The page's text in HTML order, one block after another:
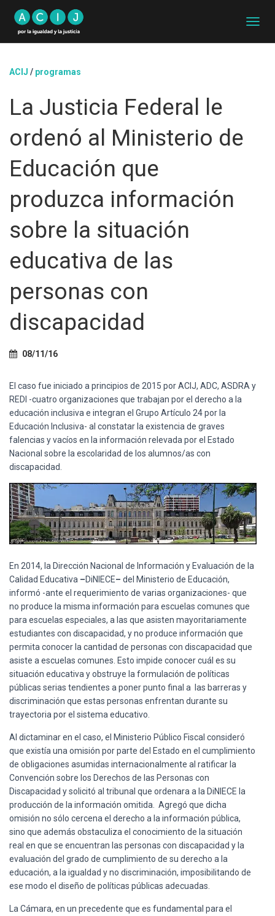
A
ACIJ / programas
La Justicia Federal le
ordenó al Ministerio de
Educación que
produzca información
sobre la situación
educativa de las
personas con
discapacidad
08/11/16
El caso fue iniciado a principios de 2015 por ACIJ, ADC, ASDRA y
REDI -cuatro organizaciones que trabajan por el derecho a la
educación inclusiva e integran el Grupo Artículo 24 por la
Educación Inclusiva- al constatar la existencia de graves
falencias y vacíos en la información relevada por el Estado
Nacional sobre la escolaridad de los alumnos/as con
discapacidad.
En 2014, la Dirección Nacional de Información y Evaluación de la
Calidad Educativa –DiNIECE– del Ministerio de Educación,
informó -ante el requerimiento de varias organizaciones- que
no produce la misma información para escuelas comunes que
para escuelas especiales, a las que asisten mayoritariamente
estudiantes con discapacidad, y no produce información que
permita conocer la cantidad de personas con discapacidad que
asiste a escuelas comunes. Esto impide conocer cuál es su
situación educativa y obstruye la formulación de políticas
públicas serias tendientes a poner punto final a las barreras y
discriminación que estas personas enfrentan durante su
trayectoria por el sistema educativo.
Al dictaminar en el caso, el Ministerio Público Fiscal consideró
que existía una omisión por parte del Estado en el cumplimiento
de obligaciones asumidas internacionalmente al ratificar la
Convención sobre los Derechos de las Personas con
Discapacidad y solicitó al tribunal que ordenara a la DiNIECE la
producción de la información omitida. Agregó que dicha
omisión no sólo cercena el derecho a la información pública,
sino que además obstaculiza el conocimiento de la situación
real en que se encuentran las personas con discapacidad y la
evaluación del grado de cumplimiento de su derecho a la
educación, a la igualdad y no discriminación, imposibilitando de
ese modo el diseño de políticas públicas adecuadas.
La Cámara, en un precedente que es fundamental para el